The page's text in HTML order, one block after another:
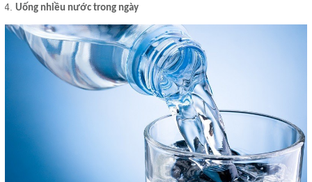
Uống nhiều nước trong ngày